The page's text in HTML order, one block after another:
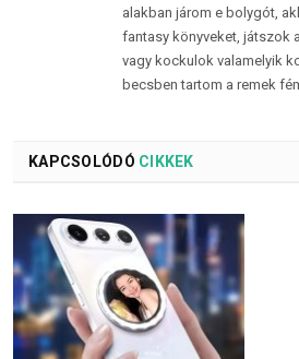
alakban járom e bolygót,
fantasy könyveket, játszok
vagy kockulok valamelyik
becsben tartom a remek
KAPCSOLÓDÓ CIKKEK